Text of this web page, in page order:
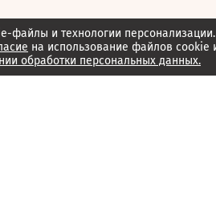
файлы и технологии
на использование файлов cookie
обработки персональных данных.